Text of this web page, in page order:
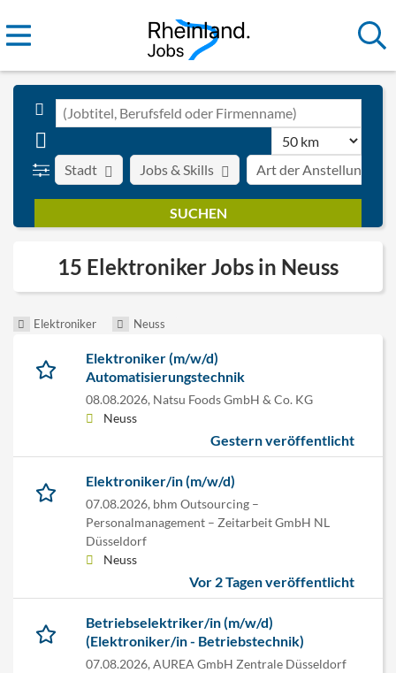
Stadt Art der Anstellung
Jobs & Skills
15 Elektroniker Jobs in Neuss
Elektroniker Neuss
Elektroniker (m/w/d)
Automatisierungstechnik
08.08.2026, Natsu Foods GmbH & Co. KG
Neuss
Gestern veröffentlicht
Elektroniker/in (m/w/d)
07.08.2026, bhm Outsourcing –
Personalmanagement – Zeitarbeit GmbH NL
Düsseldorf
Neuss
Vor 2 Tagen veröffentlicht
Betriebselektriker/in (m/w/d)
(Elektroniker/in - Betriebstechnik)
07.08.2026, AUREA GmbH Zentrale Düsseldorf